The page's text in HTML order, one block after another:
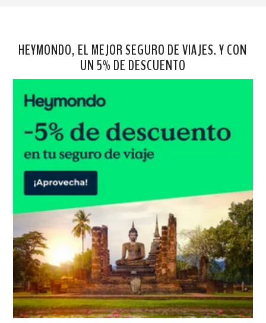
HEYMONDO, EL MEJOR SEGURO DE VIAJES. Y CON
UN 5% DE DESCUENTO